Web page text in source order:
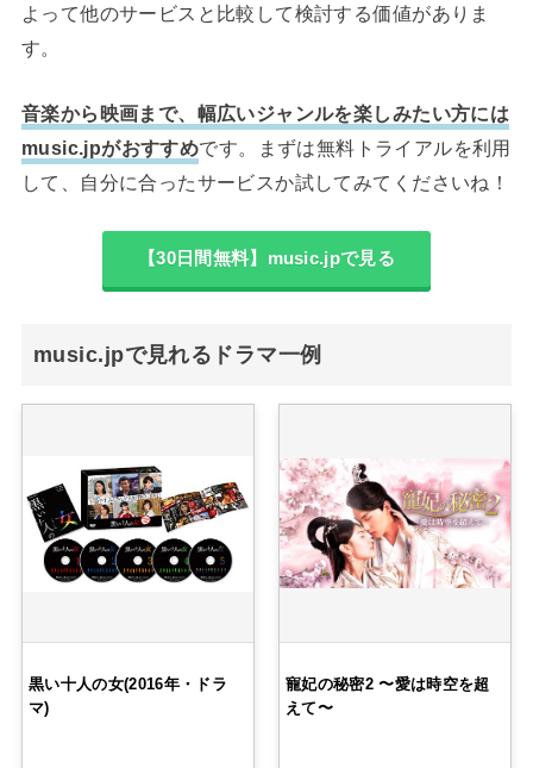
よって他のサービスと比較して検討する価値がありま
す。
音楽から映画まで、幅広いジャンルを楽しみたい方には
music.jpがおすすめです。まずは無料トライアルを利用
して、自分に合ったサービスか試してみてくださいね！
【30日間無料】music.jpで見る
music.jpで見れるドラマ一例
黒い十人の女(2016年・ドラ
マ)
寵妃の秘密2 〜愛は時空を超
えて〜